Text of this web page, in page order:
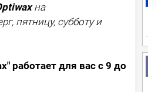
на
пятницу, субботу и
работает для вас с 9 до